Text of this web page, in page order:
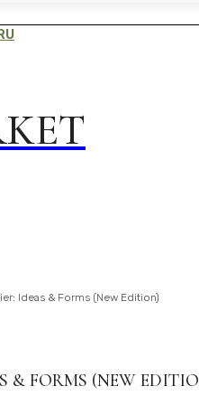
Ideas & Forms (New Edition)
& FORMS (NEW